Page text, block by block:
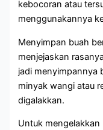
kebocoran atau
menggunakannya
Menyimpan buah
menjejaskan
jadi menyimpannya
minyak wangi atau
digalakkan.
Untuk